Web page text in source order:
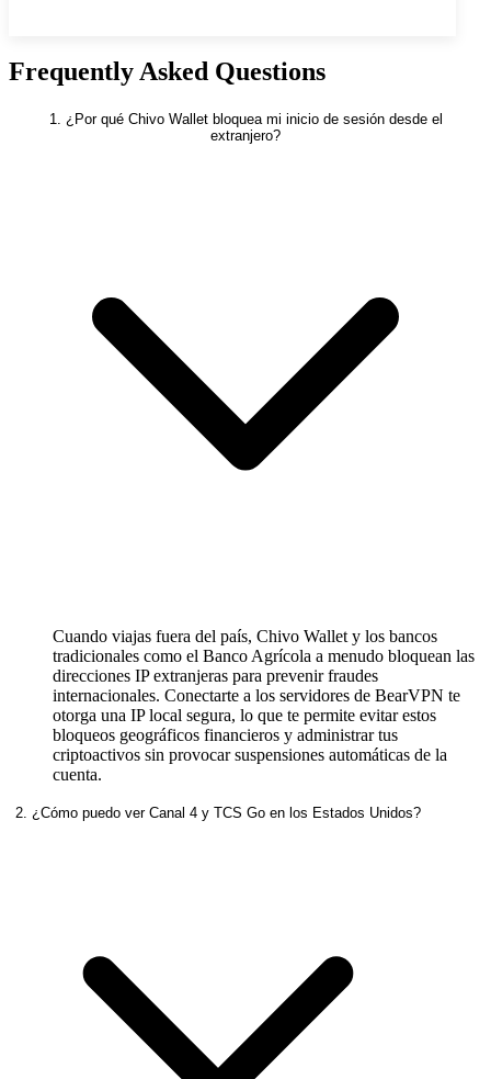
Frequently Asked Questions
1. ¿Por qué Chivo Wallet bloquea mi inicio de sesión desde el
extranjero?
Cuando viajas fuera del país, Chivo Wallet y los bancos
tradicionales como el Banco Agrícola a menudo bloquean las
direcciones IP extranjeras para prevenir fraudes
internacionales. Conectarte a los servidores de BearVPN te
otorga una IP local segura, lo que te permite evitar estos
bloqueos geográficos financieros y administrar tus
criptoactivos sin provocar suspensiones automáticas de la
cuenta.
2. ¿Cómo puedo ver Canal 4 y TCS Go en los Estados Unidos?